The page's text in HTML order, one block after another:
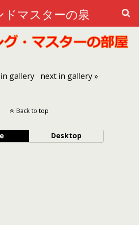
ドマスターの泉
gallery next in gallery »
Back to top
Desktop